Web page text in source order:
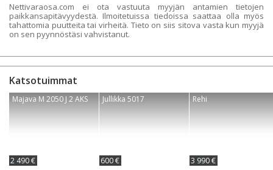
Nettivaraosa.com ei ota vastuuta myyjän antamien tietojen
paikkansapitävyydestä. Ilmoitetuissa tiedoissa saattaa olla myös
tahattomia puutteita tai virheitä. Tieto on siis sitova vasta kun myyjä
on sen pyynnöstäsi vahvistanut.
Katsotuimmat
Majava M 2050 J 2 AKS
2 490 €
Jullikka 5017
600 €
Rehi
3 990 €